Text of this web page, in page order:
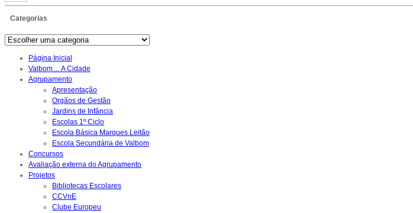
Categorias
Página Inicial
Valbom… A Cidade
Agrupamento
Apresentação
Orgãos de Gestão
Jardins de Infância
Escolas 1º Ciclo
Escola Básica Marques Leitão
Escola Secundária de Valbom
Concursos
Avaliação externa do Agrupamento
Projetos
Bibliotecas Escolares
CCVnE
Clube Europeu